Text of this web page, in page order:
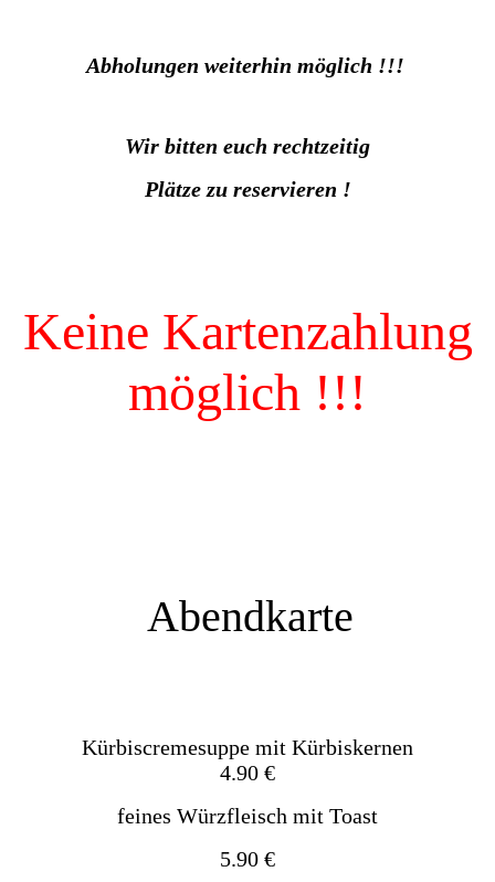
Abholungen weiterhin möglich !!!
Wir bitten euch rechtzeitig
Plätze zu reservieren !
Keine Kartenzahlung
möglich !!!
Abendkarte
Kürbiscremesuppe mit Kürbiskernen
4.90 €
feines Würzfleisch mit Toast
5.90 €